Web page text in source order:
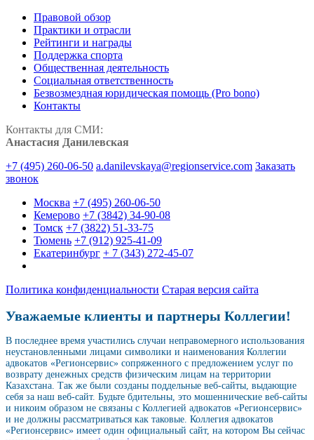
Правовой обзор
Практики и отрасли
Рейтинги и награды
Поддержка спорта
Общественная деятельность
Социальная ответственность
Безвозмездная юридическая помощь (Pro bono)
Контакты
Контакты для СМИ:
Анастасия Данилевская
+7 (495) 260-06-50 a.danilevskaya@regionservice.com Заказать
звонок
Москва +7 (495) 260-06-50
Кемерово +7 (3842) 34-90-08
Томск +7 (3822) 51-33-75
Тюмень +7 (912) 925-41-09
Екатеринбург + 7 (343) 272-45-07
Политика конфиденциальности Старая версия сайта
Уважаемые клиенты и партнеры Коллегии!
В последнее время участились случаи неправомерного использования
неустановленными лицами символики и наименования Коллегии
адвокатов «Регионсервис» сопряженного с предложением услуг по
возврату денежных средств физическим лицам на территории
Казахстана. Так же были созданы поддельные веб-сайты, выдающие
себя за наш веб-сайт. Будьте бдительны, это мошеннические веб-сайты
и никоим образом не связаны с Коллегией адвокатов «Регионсервис»
и не должны рассматриваться как таковые. Коллегия адвокатов
«Регионсервис» имеет один официальный сайт, на котором Вы сейчас